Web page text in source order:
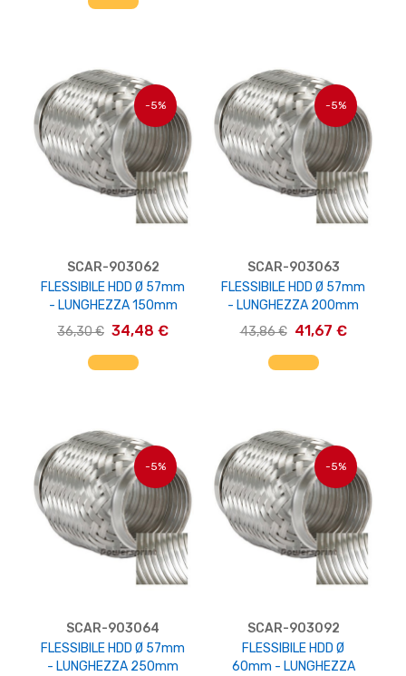
-5%
SCAR-903062
FLESSIBILE HDD Ø 57mm
- LUNGHEZZA 150mm
36,30 € 34,48 €
AGGIUNGI AL CARRELLO
-5%
SCAR-903063
FLESSIBILE HDD Ø 57mm
- LUNGHEZZA 200mm
43,86 € 41,67 €
AGGIUNGI AL CARRELLO
-5%
SCAR-903064
FLESSIBILE HDD Ø 57mm
- LUNGHEZZA 250mm
-5%
SCAR-903092
FLESSIBILE HDD Ø
60mm - LUNGHEZZA